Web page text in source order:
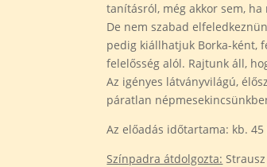
tanításról, még akkor sem,
De nem szabad
pedig kiállhatjuk Borka-ként,
felelősség alól. Rajtunk áll,
Az igényes látványvilágú,
páratlan
Az előadás időtartama: kb. 45
Színpadra átdolgozta: